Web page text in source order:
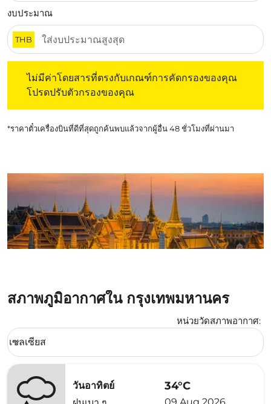
งบประมาณ
THB
ไม่มีค่าโดยสารที่ตรงกับเกณฑ์การคัดกรองของคุณ
โปรดปรับตัวกรองของคุณ
*ราคาตั๋วเครื่องบินที่ดีที่สุดถูกค้นพบแล้วจากผู้อื่น 48 ชั่วโมงที่ผ่านมา
สภาพภูมิอากาศใน กรุงเทพมหานคร
หน่วยวัดสภาพอากาศ:
Weather unit option เซลเซียส Selected
เซลเซียส
keyboard_arrow_down
วันอาทิตย์
34°C
09 Aug 2026